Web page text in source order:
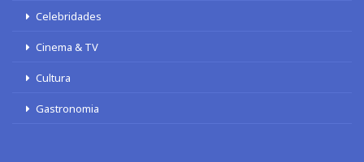
Celebridades
Cinema & TV
Cultura
Gastronomia